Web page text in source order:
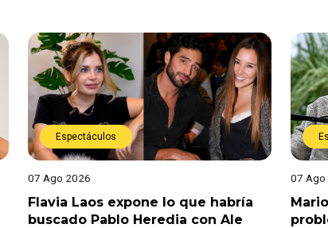
Espectáculos
07 Ago 2026
Flavia Laos expone lo que habría
buscado Pablo Heredia con Ale
07 Ago